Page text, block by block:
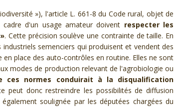
»), l'article L. 661-8 du Code rural, objet de
cadre d'un usageamateurdoivent respecterles
». Cette précision soulève une contrainte de taille. En
semenciers qui produisent et vendent des
en place des auto-contrôles en routine. Elles ne sont
modes de production relevant de l'agrobiologie ou
ces normes conduirait à la disqualification
peut doncrestreindre les possibilités de diffusion
soulignée par les députées chargées du